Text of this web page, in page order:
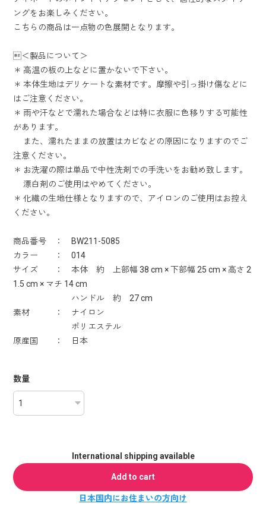
ングをお楽しみください。
こちらの商品は一点物の色展開となります。
＜製品について＞
＊ 高温の板の上などに置かないで下さい。
＊ 本体生地はデリケートな素材です。摩擦や引っ掛け傷などに
はご注意ください。
＊ 雨や汗などで濡れた場合などは特に衣服に色移りする可能性
があります。
また、濡れたままの放置はカビなどの原因になりますのでご
注意ください。
＊ お洗濯の際は単品で中性洗剤での手洗いをお勧め致します。
漂白剤のご使用はやめてください。
＊ 化繊の生地仕様となりますので、アイロンのご使用はお控え
ください。
商品番号 ： BW211-5085
カラー ： 014
サイズ ： 本体 約 上部幅 38 cm × 下部幅 25 cm × 高さ 2
1.5 cm × マチ 14 cm
ハンドル 約 27 cm
素材 ： ナイロン
ポリエステル
原産国 ： 日本
数量
International shipping available
Add to cart
日本国内にお住まいの方向け